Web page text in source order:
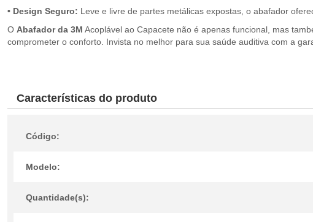
• Design Seguro: Leve e livre de partes metálicas expostas, o abafador
O Abafador da 3M Acoplável ao Capacete não é apenas funcional, mas
comprometer o conforto. Invista no melhor para sua saúde auditiva com a
Características do produto
Código:
Modelo:
Quantidade(s):